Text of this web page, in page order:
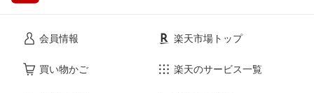
会員情報
買い物かご
楽天市場トップ
楽天のサービス一覧